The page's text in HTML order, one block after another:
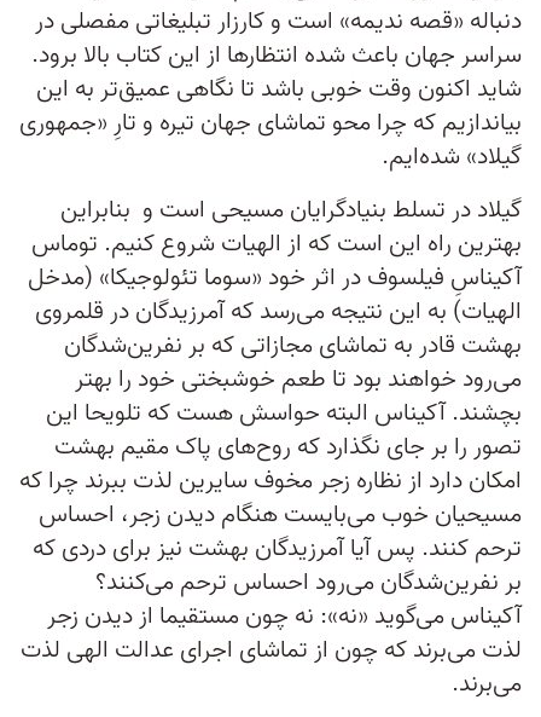
دنباله «قصه ندیمه» است و کارزار تبلیغاتی مفصلی در
سراسر جهان باعث شده انتظارها از این کتاب بالا برود.
شاید اکنون وقت خوبی باشد تا نگاهی عمیق‌تر به این
بیاندازیم که چرا محو تماشای جهان تیره و تارِ «جمهوری
گیلاد» شده‌ایم.
گیلاد در تسلط بنیادگرایان مسیحی است و بنابراین
بهترین راه این است که از الهیات شروع کنیم. توماس
آکیناسِ فیلسوف در اثر خود «سوما تئولوجیکا» (مدخل
الهیات) به این نتیجه می‌رسد که آمرزیدگان در قلمروی
بهشت قادر به تماشای مجازاتی که بر نفرین‌شدگان
می‌رود خواهند بود تا طعم خوشبختی خود را بهتر
بچشند. آکیناس البته حواسش هست که تلویحا این
تصور را بر جای نگذارد که روح‌های پاک مقیم بهشت
امکان دارد از نظاره زجر مخوف سایرین لذت ببرند چرا که
مسیحیان خوب می‌بایست هنگام دیدن زجر، احساس
ترحم کنند. پس آیا آمرزیدگان بهشت نیز برای دردی که
بر نفرین‌شدگان می‌رود احساس ترحم می‌کنند؟
آکیناس می‌گوید «نه»: نه چون مستقیما از دیدن زجر
لذت می‌برند که چون از تماشای اجرای عدالت الهی لذت
می‌برند.